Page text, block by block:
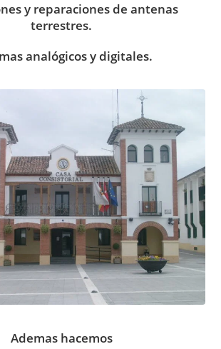
y reparaciones de antenas
terrestres.
analógicos y digitales.
Ademas hacemos